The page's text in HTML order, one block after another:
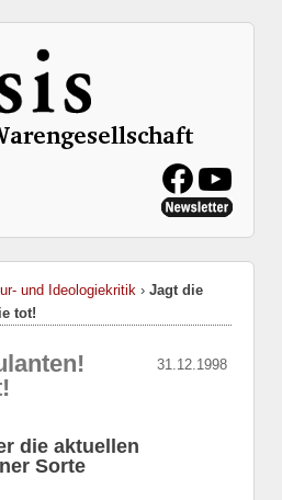
und Ideologiekritik › Jagt die
tot!
31.12.1998
die aktuellen
Sorte